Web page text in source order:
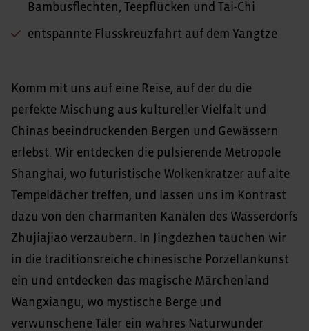
Bambusflechten, Teepflücken und Tai-Chi
entspannte Flusskreuzfahrt auf dem Yangtze
Komm mit uns auf eine Reise, auf der du die
perfekte Mischung aus kultureller Vielfalt und
Chinas beeindruckenden Bergen und Gewässern
erlebst. Wir entdecken die pulsierende Metropole
Shanghai, wo futuristische Wolkenkratzer auf alte
Tempeldächer treffen, und lassen uns im Kontrast
dazu von den charmanten Kanälen des Wasserdorfs
Zhujiajiao verzaubern. In Jingdezhen tauchen wir
in die traditionsreiche chinesische Porzellankunst
ein und entdecken das magische Märchenland
Wangxiangu, wo mystische Berge und
verwunschene Täler ein wahres Naturwunder